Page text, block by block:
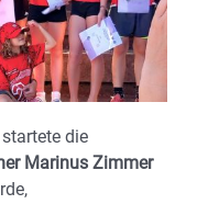
die
Marinus Zimmer